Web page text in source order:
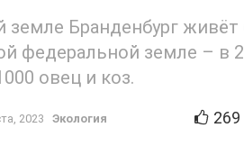
земле Бранденбург
федеральной земле – в
овец и коз.
2023 Экология 269